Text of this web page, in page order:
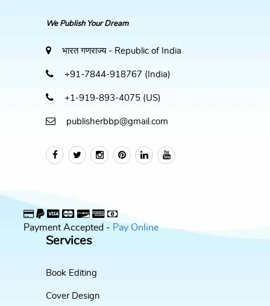
We Publish Your Dream
भारत गणराज्य - Republic of India
+91-7844-918767 (India)
+1-919-893-4075 (US)
publisherbbp@gmail.com
Payment Accepted - Pay Online
Services
Book Editing
Cover Design